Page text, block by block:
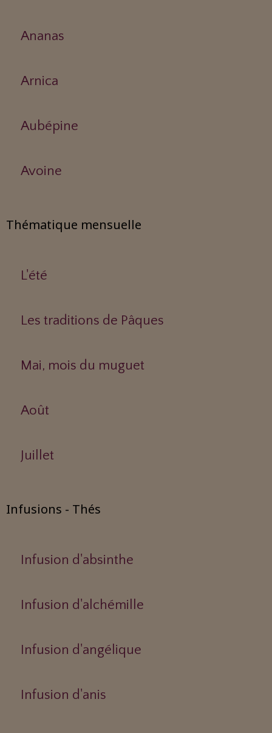
Ananas
Arnica
Aubépine
Avoine
Thématique mensuelle
L'été
Les traditions de Pâques
Mai, mois du muguet
Août
Juillet
Infusions - Thés
Infusion d'absinthe
Infusion d'alchémille
Infusion d'angélique
Infusion d'anis